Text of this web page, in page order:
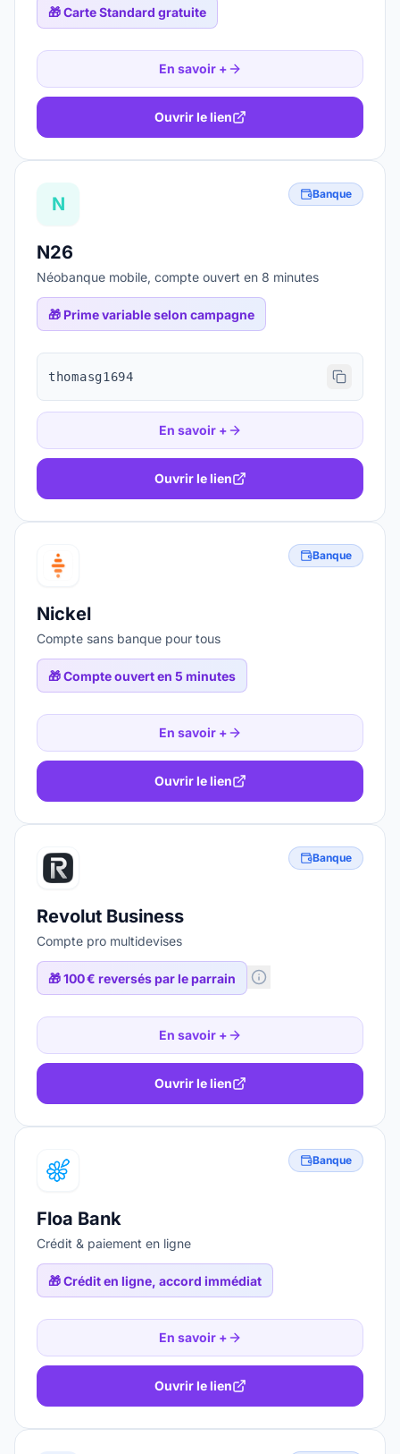
🎁Carte Standard gratuite
En savoir +
Ouvrir le lien
N Banque
N26
Néobanque mobile, compte ouvert en 8 minutes
🎁 Prime variable selon campagne
thomasg1694
En savoir +
Ouvrir le lien
Banque
Nickel
Compte sans banque pour tous
🎁Compte ouvert en 5 minutes
En savoir +
Ouvrir le lien
Banque
Revolut Business
Compte pro multidevises
🎁100 € reversés par le parrain
En savoir +
Ouvrir le lien
Banque
Floa Bank
Crédit & paiement en ligne
🎁Crédit en ligne, accord immédiat
En savoir +
Ouvrir le lien